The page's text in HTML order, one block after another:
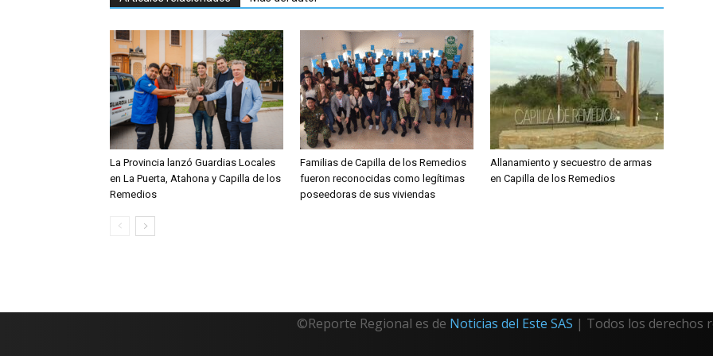
La Provincia lanzó Guardias Locales
en La Puerta, Atahona y Capilla de los
Remedios
Familias de Capilla de los Remedios
fueron reconocidas como legítimas
poseedoras de sus viviendas
Allanamiento y secuestro de armas
en Capilla de los Remedios
©Reporte Regional es de Noticias del Este SAS | Todos los derechos